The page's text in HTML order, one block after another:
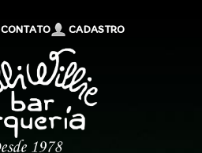
CONTATO CADASTRO